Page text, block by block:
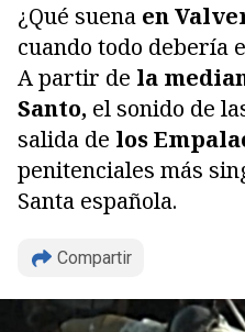
¿Qué suena en
cuando todo debería
A partir de la
Santo, el sonido de
salida de los
penitenciales más
Santa española.
Compartir